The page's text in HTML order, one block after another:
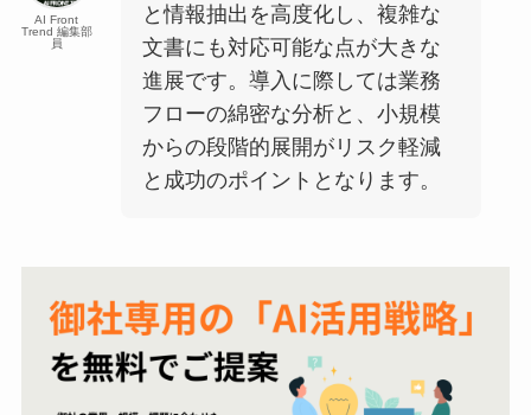
AI Front
Trend 編集部
員
と情報抽出を高度化し、複雑な
文書にも対応可能な点が大きな
進展です。導入に際しては業務
フローの綿密な分析と、小規模
からの段階的展開がリスク軽減
と成功のポイントとなります。